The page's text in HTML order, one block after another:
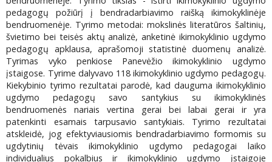
pedagogų požiūrį į bendradarbiavimo raišką ikimokyklinėje
bendruomenėje. Tyrimo metodai: mokslinės literatūros šaltinių,
švietimo bei teisės aktų analizė, anketinė ikimokyklinio ugdymo
pedagogų apklausa, aprašomoji statistinė duomenų analizė.
Tyrimas vyko penkiose Panevėžio ikimokyklinio ugdymo
įstaigose. Tyrime dalyvavo 118 ikimokyklinio ugdymo pedagogų.
Kiekybinio tyrimo rezultatai parodė, kad dauguma ikimokyklinio
ugdymo pedagogų savo santykius su ikimokyklinės
bendruomenės nariais vertina gerai bei labai gerai ir yra
patenkinti esamais tarpusavio santykiais. Tyrimo rezultatai
atskleidė, jog efektyviausiomis bendradarbiavimo formomis su
ugdytinių tėvais ikimokyklinio ugdymo pedagogai laiko
individualius pokalbius ir ikimokyklinio ugdymo įstaigoje